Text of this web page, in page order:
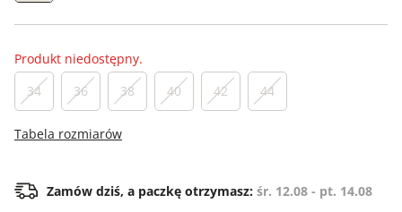
Produkt niedostępny.
34
36 38 40 42 44
Tabela rozmiarów
Zamów dziś, a paczkę otrzymasz: śr. 12.08 - pt. 14.08